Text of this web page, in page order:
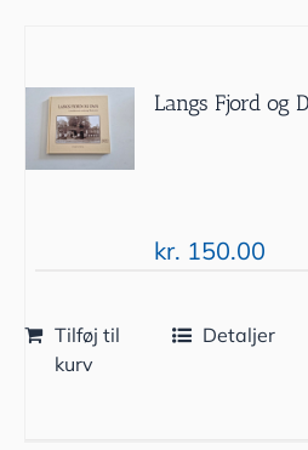
Langs Fjord og
kr. 150.00
Tilføj til
kurv
Detaljer